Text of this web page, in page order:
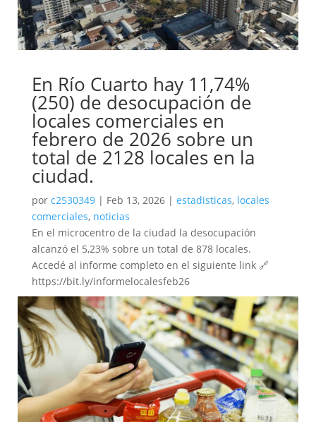
En Río Cuarto hay 11,74%
(250) de desocupación de
locales comerciales en
febrero de 2026 sobre un
total de 2128 locales en la
ciudad.
por c2530349| Feb 13, 2026| estadisticas, locales
comerciales, noticias
En el microcentro de la ciudad la desocupación
alcanzó el 5,23% sobre un total de 878 locales.
Accedé al informe completo en el siguiente link 🔗
https://bit.ly/informelocalesfeb26